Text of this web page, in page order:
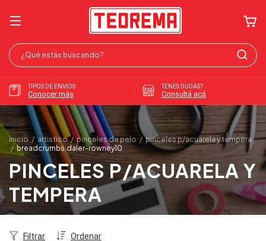
TIPOS DE ENVIOS
Conocer más
TENES DUDAS?
Consultá acá
inicio / artistico / pinceles de pelo / pinceles p/acuarela y tempera
/ breadcrumbs.daler-rowney10
PINCELES P/ACUARELA Y
TEMPERA
Ordenar
Filtrar